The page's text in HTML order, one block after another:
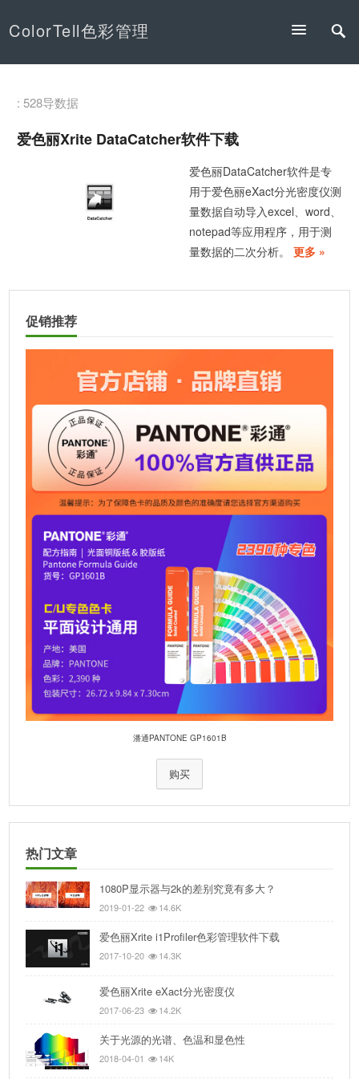
ColorTell色彩管理
: 528导数据
爱色丽Xrite DataCatcher软件下载
爱色丽DataCatcher软件是专
用于爱色丽eXact分光密度仪测
量数据自动导入excel、word、
notepad等应用程序，用于测
量数据的二次分析。
更多 »
促销推荐
潘通PANTONE GP1601B
购买
热门文章
1080P显示器与2k的差别究竟有多大？
2019-01-22 14.6K
爱色丽Xrite i1Profiler色彩管理软件下载
2017-10-20 14.3K
爱色丽Xrite eXact分光密度仪
2017-06-23 14.2K
关于光源的光谱、色温和显色性
2018-04-01 14K